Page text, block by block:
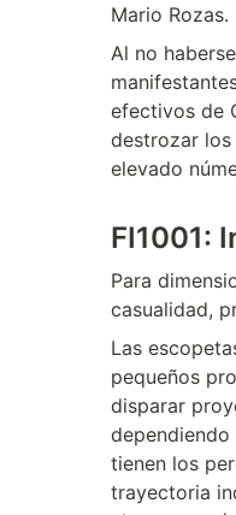
Mario Rozas.
Al no
efectivos de
destrozar los
elevado
FI1001:
Para
casualidad,
Las
pequeños
disparar
tienen los
trayectoria